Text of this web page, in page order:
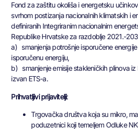
Fond za zaštitu okoliša i energetsku
svrhom postizanja nacionalnih klimatskih i
definiranih Integriranim nacionalnim
Republike Hrvatske za razdoblje 2021.-
a) smanjenja potrošnje isporučene
isporučenu energiju,
b) smanjenje emisije stakleničkih plinova iz
izvan ETS-a.
Prihvatljivi prijavitelji:
Trgovačka društva koja su mikro,
poduzetnici koji temeljem Odluke